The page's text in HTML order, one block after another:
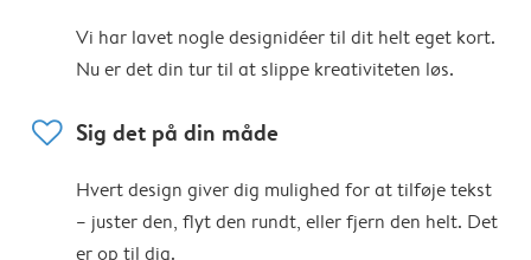
Vi har lavet nogle designidéer til dit helt eget kort.
Nu er det din tur til at slippe kreativiteten løs.
heart Sig det på din måde
Hvert design giver dig mulighed for at tilføje tekst
– juster den, flyt den rundt, eller fjern den helt. Det
er op til dig.